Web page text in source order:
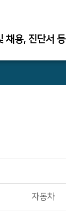
채용, 진단서 등
자동차